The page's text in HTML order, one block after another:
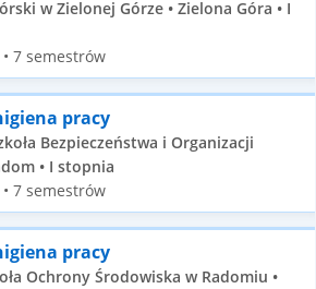
w Zielonej Górze • Zielona Góra • I
7 semestrów
pracy
Bezpieczeństwa i Organizacji
• I stopnia
7 semestrów
pracy
Ochrony Środowiska w Radomiu •